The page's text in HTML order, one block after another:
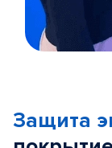
5
Защита